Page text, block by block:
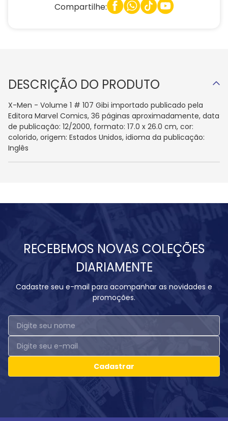
Compartilhe:
DESCRIÇÃO DO PRODUTO
X-Men - Volume 1 # 107 Gibi importado publicado pela
Editora Marvel Comics, 36 páginas aproximadamente, data
de publicação: 12/2000, formato: 17.0 x 26.0 cm, cor:
colorido, origem: Estados Unidos, idioma da publicação:
Inglês
RECEBEMOS NOVAS COLEÇÕES
DIARIAMENTE
Cadastre seu e-mail para acompanhar as novidades e
promoções.
Cadastrar